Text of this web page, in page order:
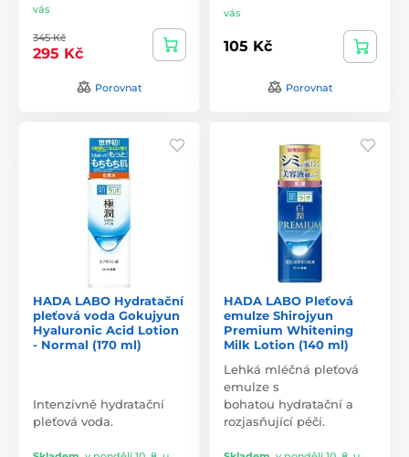
vás
345 Kč
295 Kč
Porovnat
vás
105 Kč
Porovnat
HADA LABO Hydratační
pleťová voda Gokujyun
Hyaluronic Acid Lotion
- Normal (170 ml)
Intenzivně hydratační
pleťová voda.
HADA LABO Pleťová
emulze Shirojyun
Premium Whitening
Milk Lotion (140 ml)
Lehká mléčná pleťová
emulze s
bohatou hydratační a
rozjasňující péčí.